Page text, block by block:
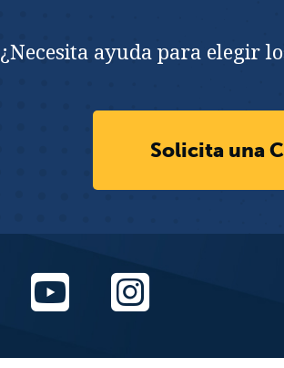
¿Necesita ayuda para elegir
Solicita una